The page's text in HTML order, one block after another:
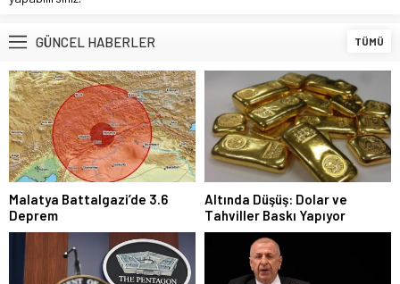
GÜNCEL HABERLER TÜMÜ
Malatya Battalgazi’de 3.6
Deprem
Altında Düşüş: Dolar ve
Tahviller Baskı Yapıyor